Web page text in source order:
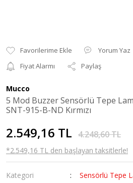
Yorum Yaz
Fiyat Alarmı
Paylaş
Mucco
5 Mod Buzzer Sensörlü Tepe
SNT-915-B-ND Kırmızı
2.549,16 TL 4.248,60 TL
*2.549,16 TL den başlayan taksitlerle!
Kategori
Sensörlü Tepe